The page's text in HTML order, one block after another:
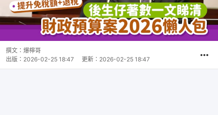
撰文： 爆檸哥
出版： 2026-02-25 18:47 更新： 2026-02-25 18:47